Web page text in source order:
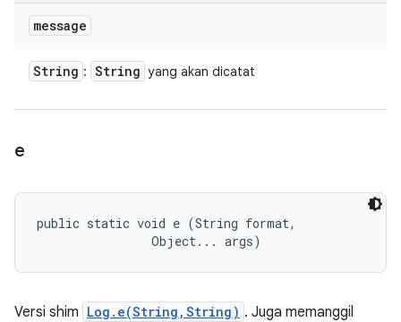
message
String : String yang akan dicatat
e
public static void e (String format,
                Object... args)
Versi shim Log.e(String,String) . Juga memanggil